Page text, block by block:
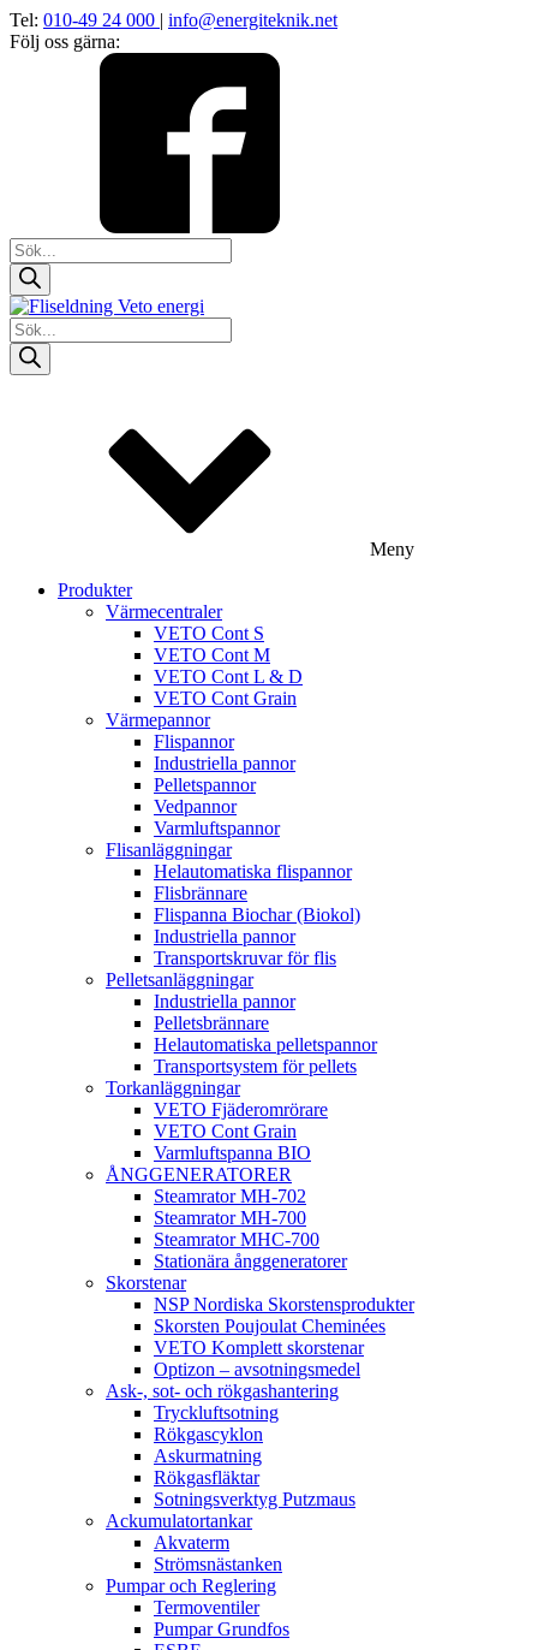
Tel: 010-49 24 000 | info@energiteknik.net
Följ oss gärna:
Products
search
Products
search
Meny
Produkter
Värmecentraler
VETO Cont S
VETO Cont M
VETO Cont L & D
VETO Cont Grain
Värmepannor
Flispannor
Industriella pannor
Pelletspannor
Vedpannor
Varmluftspannor
Flisanläggningar
Helautomatiska flispannor
Flisbrännare
Flispanna Biochar (Biokol)
Industriella pannor
Transportskruvar för flis
Pelletsanläggningar
Industriella pannor
Pelletsbrännare
Helautomatiska pelletspannor
Transportsystem för pellets
Torkanläggningar
VETO Fjäderomrörare
VETO Cont Grain
Varmluftspanna BIO
ÅNGGENERATORER
Steamrator MH-702
Steamrator MH-700
Steamrator MHC-700
Stationära ånggeneratorer
Skorstenar
NSP Nordiska Skorstensprodukter
Skorsten Poujoulat Cheminées
VETO Komplett skorstenar
Optizon – avsotningsmedel
Ask-, sot- och rökgashantering
Tryckluftsotning
Rökgascyklon
Askurmatning
Rökgasfläktar
Sotningsverktyg Putzmaus
Ackumulatortankar
Akvaterm
Strömsnästanken
Pumpar och Reglering
Termoventiler
Pumpar Grundfos